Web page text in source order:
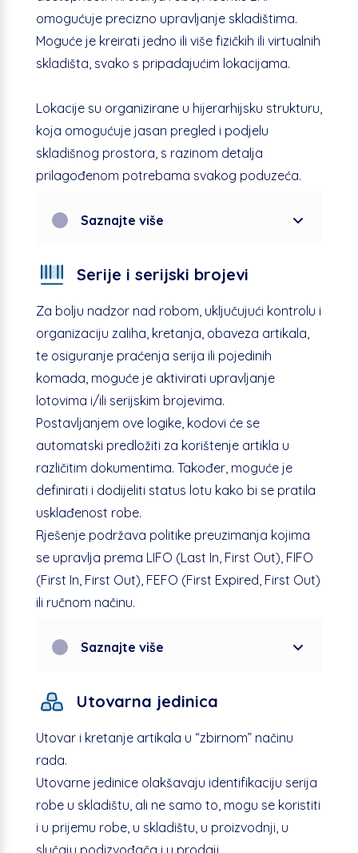
omogućuje precizno upravljanje skladištima.
Moguće je kreirati jedno ili više fizičkih ili virtualnih
skladišta, svako s pripadajućim lokacijama.
Lokacije su organizirane u hijerarhijsku strukturu,
koja omogućuje jasan pregled i podjelu
skladišnog prostora, s razinom detalja
prilagođenom potrebama svakog poduzeća.
Saznajte više
Serije i serijski brojevi
Za bolju nadzor nad robom, uključujući kontrolu i
organizaciju zaliha, kretanja, obaveza artikala,
te osiguranje praćenja serija ili pojedinih
komada, moguće je aktivirati upravljanje
lotovima i/ili serijskim brojevima.
Postavljanjem ove logike, kodovi će se
automatski predložiti za korištenje artikla u
različitim dokumentima. Također, moguće je
definirati i dodijeliti status lotu kako bi se pratila
usklađenost robe.
Rješenje podržava politike preuzimanja kojima
se upravlja prema LIFO (Last In, First Out), FIFO
(First In, First Out), FEFO (First Expired, First Out)
ili ručnom načinu.
Saznajte više
Utovarna jedinica
Utovar i kretanje artikala u “zbirnom” načinu
rada.
Utovarne jedinice olakšavaju identifikaciju serija
robe u skladištu, ali ne samo to, mogu se koristiti
i u prijemu robe, u skladištu, u proizvodnji, u
slučaju podizvođača i u prodaji.